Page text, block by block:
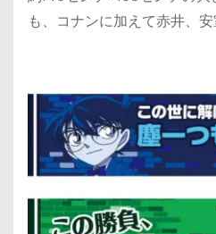
も、コナンに加えて赤井、安